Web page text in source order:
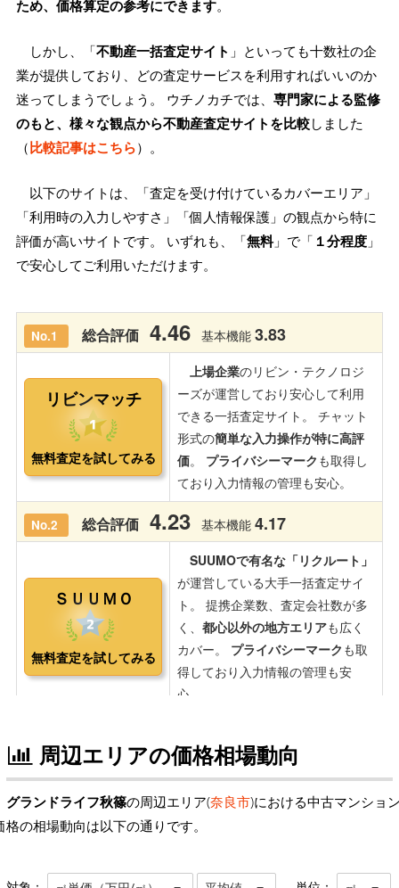
ため、価格算定の参考にできます。
しかし、「不動産一括査定サイト 」といっても十数社の企
業が提供しており、どの査定サービスを利用すればいいのか
迷ってしまうでしょう。 ウチノカチでは、 専門家による監修
のもと、様々な観点から不動産査定サイトを比較しました
（比較記事はこちら）。
以下のサイトは、「査定を受け付けているカバーエリア」
「利用時の入力しやすさ」「個人情報保護」の観点から特に
評価が高いサイトです。 いずれも、「無料」で「 １分程度 」
で安心してご利用いただけます。
周辺エリアの価格相場動向
グランドライフ秋篠の周辺エリア(奈良市)における中古マンショ
格の相場動向は以下の通りです。